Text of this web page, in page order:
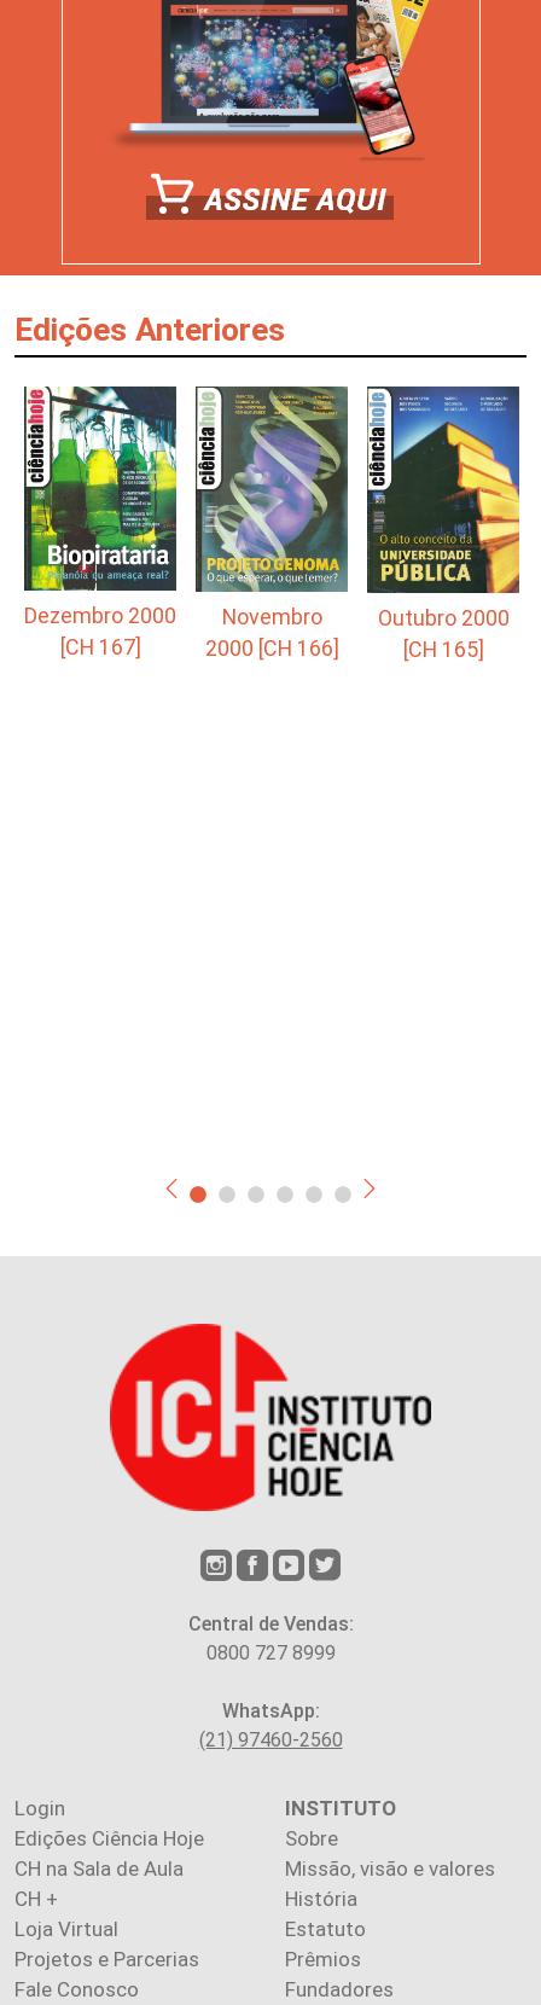
Edições Anteriores
Dezembro 2000
[CH 167]
Novembro
2000 [CH 166]
Outubro 2000
[CH 165]
Central de Vendas:
0800 727 8999
WhatsApp:
(21) 97460-2560
Login
Edições Ciência Hoje
CH na Sala de Aula
CH +
Loja Virtual
Projetos e Parcerias
Fale Conosco
INSTITUTO
Sobre
Missão, visão e valores
História
Estatuto
Prêmios
Fundadores